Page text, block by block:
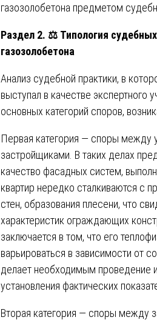
газозолобетона предметом
Раздел 2. ⚖️ Типология
газозолобетона
Анализ судебной практики, в
выступал в качестве экспертного
основных категорий споров,
Первая категория — споры между
застройщиками. В таких делах
качество фасадных систем,
квартир нередко сталкиваются с
стен, образования плесени, что
характеристик ограждающих
заключается в том, что его
варьироваться в зависимости от
делает необходимым проведение
установления фактических
Вторая категория — споры между